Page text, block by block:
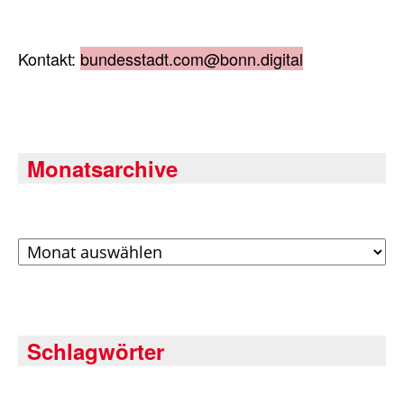
Kontakt: bundesstadt.com@bonn.digital
Monatsarchive
Archiv
Schlagwörter